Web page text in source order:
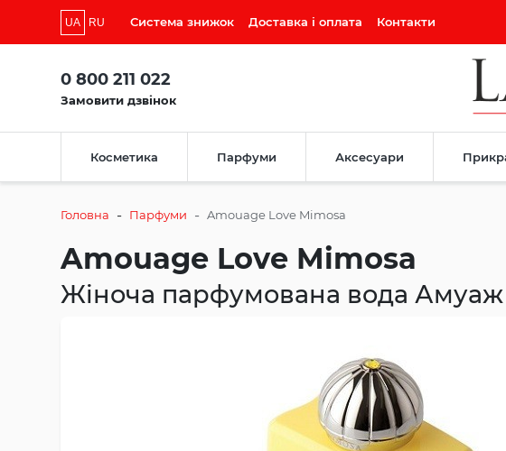
UA RU Система знижок Доставка і оплата Контакти
0 800 211 022
Замовити дзвінок
Косметика Парфуми Аксесуари
Головна - Парфуми - Amouage Love Mimosa
Amouage Love Mimosa
Жіноча парфумована вода Амуаж